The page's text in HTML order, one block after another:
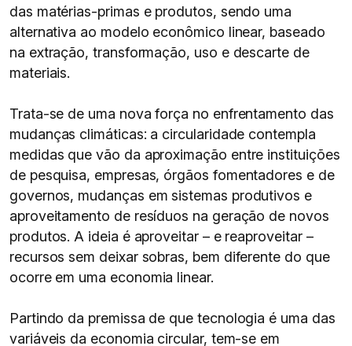
das matérias-primas e produtos, sendo uma
alternativa ao modelo econômico linear, baseado
na extração, transformação, uso e descarte de
materiais.
Trata-se de uma nova força no enfrentamento das
mudanças climáticas: a circularidade contempla
medidas que vão da aproximação entre instituições
de pesquisa, empresas, órgãos fomentadores e de
governos, mudanças em sistemas produtivos e
aproveitamento de resíduos na geração de novos
produtos. A ideia é aproveitar – e reaproveitar –
recursos sem deixar sobras, bem diferente do que
ocorre em uma economia linear.
Partindo da premissa de que tecnologia é uma das
variáveis da economia circular, tem-se em